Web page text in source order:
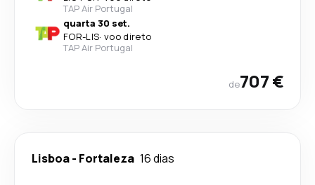
TAP Air Portugal
quarta 30 set.
FOR-LIS· voo direto
TAP Air Portugal
de707 €
Lisboa- Fortaleza 16 dias